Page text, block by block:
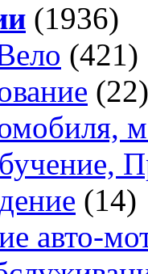
(1936)
(421)
(22)
(14)
авто-